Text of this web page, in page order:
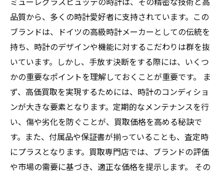
品質から、多くの時計愛好者に支持されています。この
ブランドは、ドイツの高級時計メーカーとしての伝統を
持ち、時計のデザインや機能に対するこだわりは群を抜
いています。しかし、手放す決断をする際には、いくつ
かの重要なポイントを理解しておくことが重要です。 ま
ず、高価買取を実現するためには、時計のコンディショ
ンが大きな要素となります。定期的なメンテナンスを行
い、傷や劣化を防ぐことが、買取価格を高める秘訣で
す。また、付属品や保証書が揃っていることも、査定時
にプラスとなります。買取専門店では、ブランドの評価
や市場の需要に基づき、適正な価格を提示します。 その